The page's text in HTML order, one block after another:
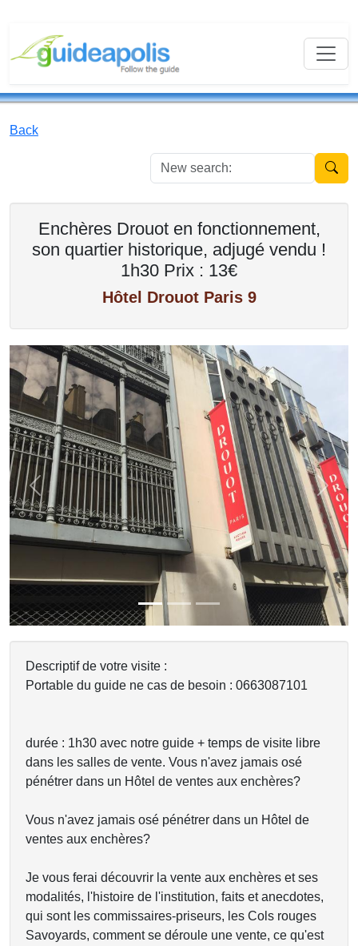
Back
New
Enchères Drouot en fonctionnement,
son quartier historique, adjugé vendu !
1h30 Prix : 13€
Hôtel Drouot Paris 9
Previous Next
Descriptif de votre visite :
Portable du guide ne cas de besoin : 0663087101
durée : 1h30 avec notre guide + temps de visite libre
dans les salles de vente. Vous n'avez jamais osé
pénétrer dans un Hôtel de ventes aux enchères?
Vous n'avez jamais osé pénétrer dans un Hôtel de
ventes aux enchères?
Je vous ferai découvrir la vente aux enchères et ses
modalités, l'histoire de l'institution, faits et anecdotes,
qui sont les commissaires-priseurs, les Cols rouges
Savoyards, comment se déroule une vente, ce qu'est